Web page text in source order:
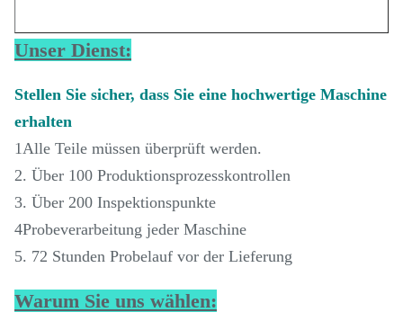
Unser Dienst:
Stellen Sie sicher, dass Sie eine hochwertige Maschine
erhalten
1Alle Teile müssen überprüft werden.
2. Über 100 Produktionsprozesskontrollen
3. Über 200 Inspektionspunkte
4Probeverarbeitung jeder Maschine
5. 72 Stunden Probelauf vor der Lieferung
Warum Sie uns wählen: